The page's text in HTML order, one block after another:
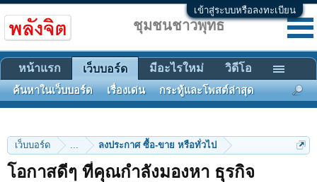
เข้าสู่ระบบหรือลงทะเบียน
เว็บบอร์ด ... ลงประกาศ ซื้อ-ขาย หรือทั่วไป
โอกาสดีๆ ที่คุณกำลังมองหา ธุรกิจ
ชุมชนชาวพุทธ
หน้าแรก เว็บบอร์ด
ค้นหาในเว็บบอร์ด เรื่องเด่น กระทู้และโพสต์ล่าสุด
มีอะไรใหม่ วิดีโอ